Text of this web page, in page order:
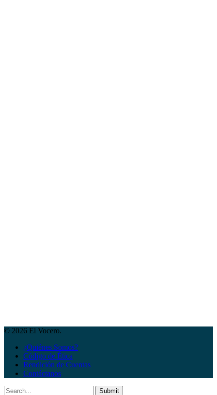
© 2026 El Vocero.
¿Quiénes Somos?
Código de Ética
Rendición de Cuentas
Contáctanos
Submit